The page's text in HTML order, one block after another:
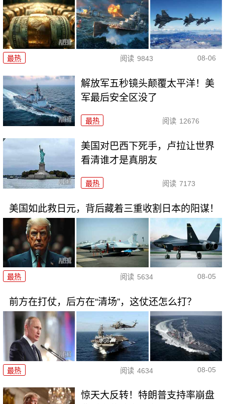
最热 阅读 9843 08-06
解放军五秒镜头颠覆太平洋！美
军最后安全区没了
最热 阅读 12676
美国对巴西下死手，卢拉让世界
看清谁才是真朋友
最热 阅读 7173
美国如此救日元，背后藏着三重收割日本的阳谋！
最热 阅读 5634 08-05
前方在打仗，后方在“清场”，这仗还怎么打？
最热 阅读 4634 08-05
惊天大反转！特朗普支持率崩盘